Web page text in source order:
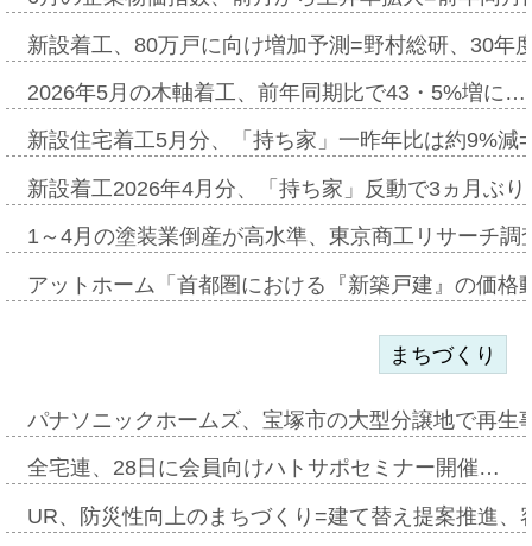
新設着工、80万戸に向け増加予測=野村総研、30年
2026年5月の木軸着工、前年同期比で43・5%増に…
新設住宅着工5月分、「持ち家」一昨年比は約9%
新設着工2026年4月分、「持ち家」反動で3ヵ月ぶ
1～4月の塗装業倒産が高水準、東京商工リサーチ
アットホーム「首都圏における『新築戸建』の価
まちづくり
パナソニックホームズ、宝塚市の大型分譲地で再
全宅連、28日に会員向けハトサポセミナー開催…
UR、防災性向上のまちづくり=建て替え提案推進